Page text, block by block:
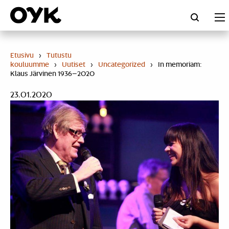
Skip
content
Etusivu › Tutustu
kouluumme › Uutiset › Uncategorized › In memoriam:
Klaus Järvinen 1936–2020
23.01.2020